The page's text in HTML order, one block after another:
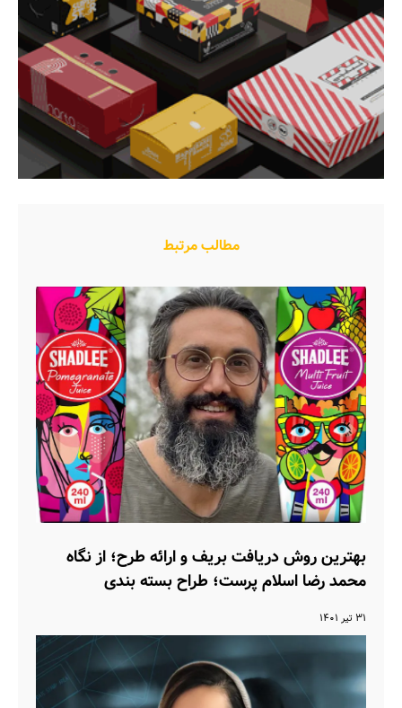
مطالب مرتبط
بهترین روش دریافت بریف و ارائه طرح؛ از نگاه
محمد رضا اسلام پرست؛ طراح بسته بندی
۳۱ تیر ۱۴۰۱